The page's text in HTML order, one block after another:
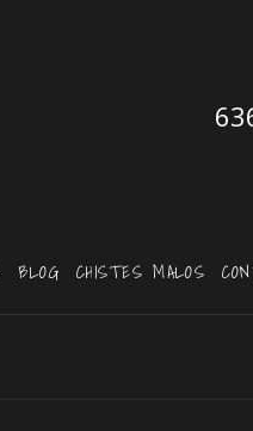
BLOG CHISTES MALOS